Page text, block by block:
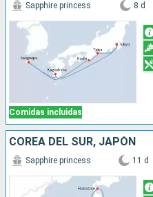
Comidas incluidas
Sapphire princess 8 d
COREA DEL SUR, JAPÓN
Sapphire princess 11 d